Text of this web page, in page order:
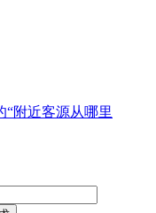
“附近客源从哪里